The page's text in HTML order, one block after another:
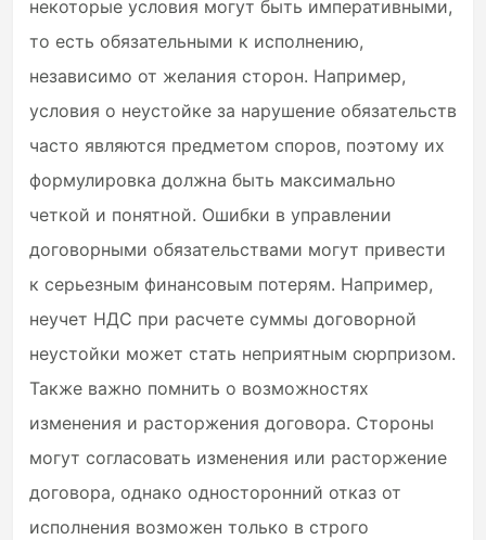
некоторые условия могут быть императивными,
то есть обязательными к исполнению,
независимо от желания сторон. Например,
условия о неустойке за нарушение обязательств
часто являются предметом споров, поэтому их
формулировка должна быть максимально
четкой и понятной. Ошибки в управлении
договорными обязательствами могут привести
к серьезным финансовым потерям. Например,
неучет НДС при расчете суммы договорной
неустойки может стать неприятным сюрпризом.
Также важно помнить о возможностях
изменения и расторжения договора. Стороны
могут согласовать изменения или расторжение
договора, однако односторонний отказ от
исполнения возможен только в строго